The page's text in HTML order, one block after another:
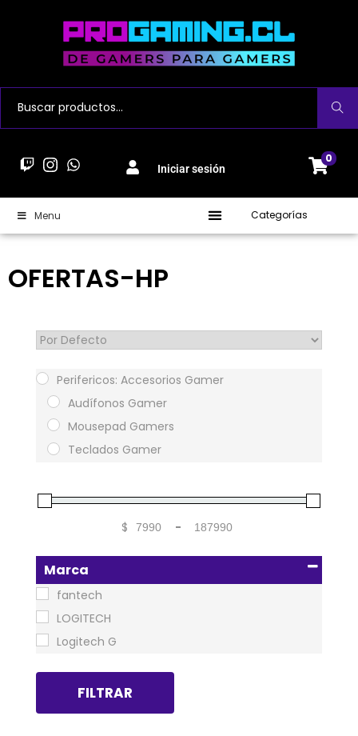
Buscar
Iniciar sesión
0
Menu Categorías
OFERTAS-HP
Sort Products
Perifericos: Accesorios Gamer
Audífonos Gamer
Mousepad Gamers
Teclados Gamer
$ -
Marca
fantech
LOGITECH
Logitech G
FILTRAR